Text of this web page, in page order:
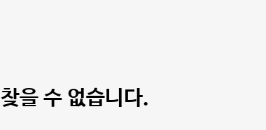
찾을 수 없습니다.